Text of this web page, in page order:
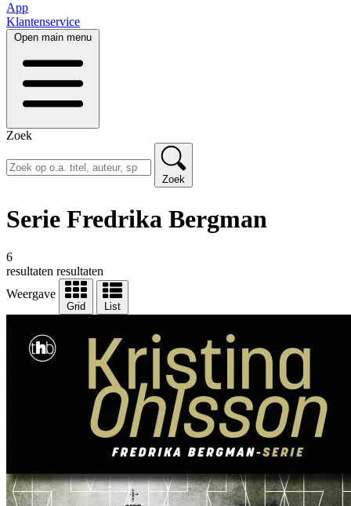
App
Klantenservice
Open main menu
Zoek
Zoek
Serie Fredrika Bergman
6
resultaten resultaten
Weergave
Grid List